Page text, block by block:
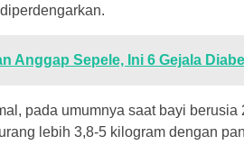
Anggap Sepele, Ini 6 Gejala
pada umumnya saat bayi
lebih 3,8-5 kilogram dengan